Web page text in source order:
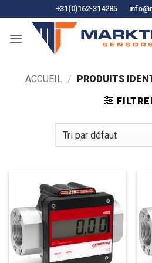
to
content
+31(0)162-314285
ACCUEIL / PRODUITS